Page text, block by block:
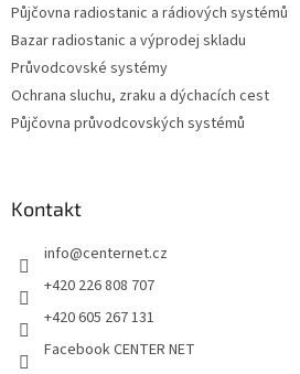
Půjčovna radiostanic a rádiových systémů
Bazar radiostanic a výprodej skladu
Průvodcovské systémy
Ochrana sluchu, zraku a dýchacích cest
Půjčovna průvodcovských systémů
Kontakt
info@centernet.cz
+420 226 808 707
+420 605 267 131
Facebook CENTER NET